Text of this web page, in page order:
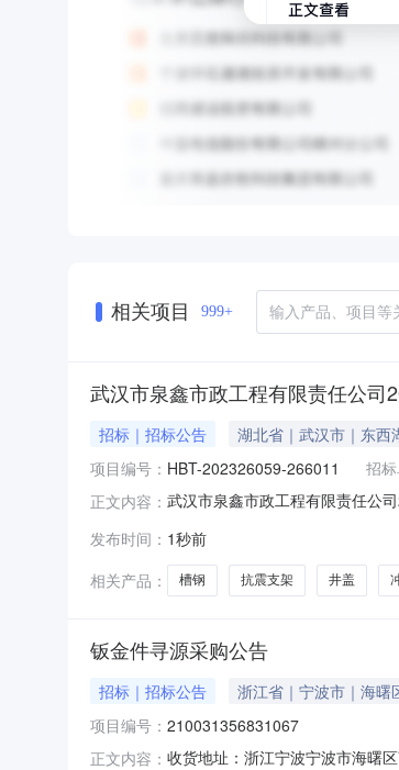
相关项目 999+
武汉市泉鑫市政工程有限责任公司
招标｜招标公告 湖北省｜武汉市｜东西
项目编号： HBT-202326059-266011 招标
正文内容： 武汉市泉鑫市政工程有限责任公
度辅材供应商入库采购项目1.2项
发布时间： 1秒前
相关产品：
槽钢 抗震支架 井盖
钣金件寻源采购公告
招标｜招标公告 浙江省｜宁波市｜海曙
项目编号： 210031356831067
正文内容： 收货地址：浙江宁波宁波市海曙